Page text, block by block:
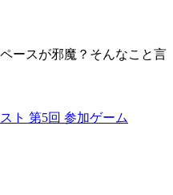
ースが邪魔？そんなこと言
ト 第5回 参加ゲーム